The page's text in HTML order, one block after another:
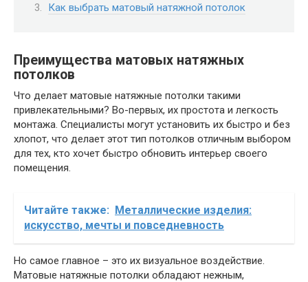
Как выбрать матовый натяжной потолок
Преимущества матовых натяжных
потолков
Что делает матовые натяжные потолки такими
привлекательными? Во-первых, их простота и легкость
монтажа. Специалисты могут установить их быстро и без
хлопот, что делает этот тип потолков отличным выбором
для тех, кто хочет быстро обновить интерьер своего
помещения.
Читайте также: Металлические изделия:
искусство, мечты и повседневность
Но самое главное – это их визуальное воздействие.
Матовые натяжные потолки обладают нежным,